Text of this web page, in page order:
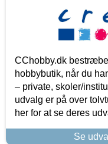
CChobby.dk
hobbybutik, når du
– private, skoler/
udvalg er på over
her for at se deres
Se